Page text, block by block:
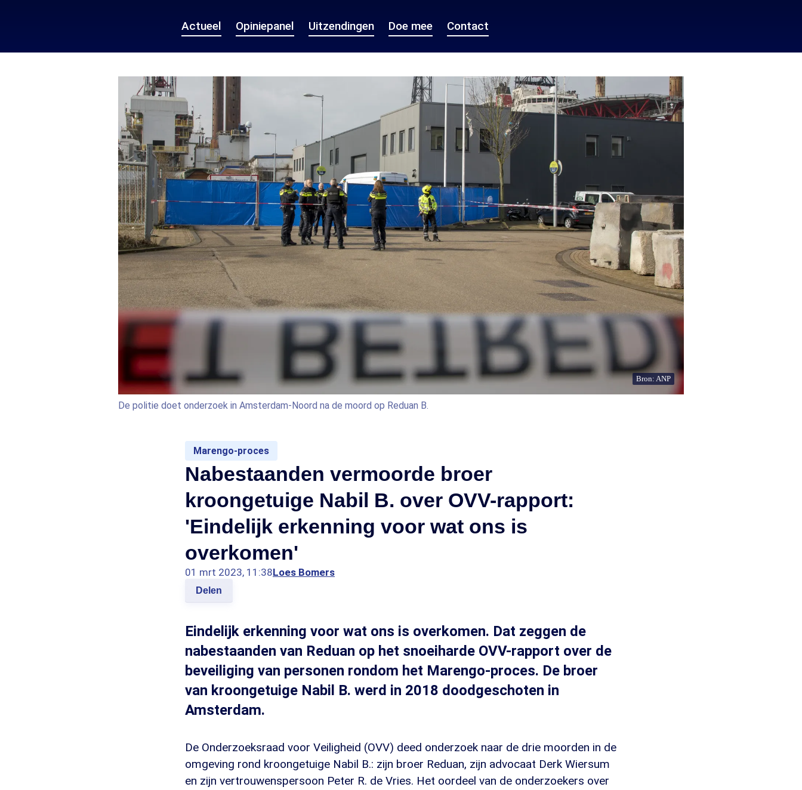
Actueel Opiniepanel Uitzendingen Doe mee Contact
Bron: ANP
De politie doet onderzoek in Amsterdam-Noord na de moord op Reduan B.
Marengo-proces
Nabestaanden vermoorde broer
kroongetuige Nabil B. over OVV-rapport:
'Eindelijk erkenning voor wat ons is
overkomen'
01 mrt 2023, 11:38Loes Bomers
Delen
Eindelijk erkenning voor wat ons is overkomen. Dat zeggen de
nabestaanden van Reduan op het snoeiharde OVV-rapport over de
beveiliging van personen rondom het Marengo-proces. De broer
van kroongetuige Nabil B. werd in 2018 doodgeschoten in
Amsterdam.
De Onderzoeksraad voor Veiligheid (OVV) deed onderzoek naar de drie moorden in de
omgeving rond kroongetuige Nabil B.: zijn broer Reduan, zijn advocaat Derk Wiersum
en zijn vertrouwenspersoon Peter R. de Vries. Het oordeel van de onderzoekers over